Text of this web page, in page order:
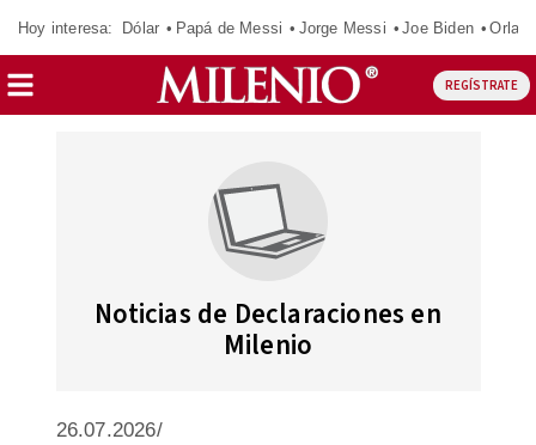
Hoy interesa: Dólar Papá de Messi Jorge Messi Joe Biden
REGÍSTRATE
Noticias de Declaraciones en
Milenio
26.07.2026/